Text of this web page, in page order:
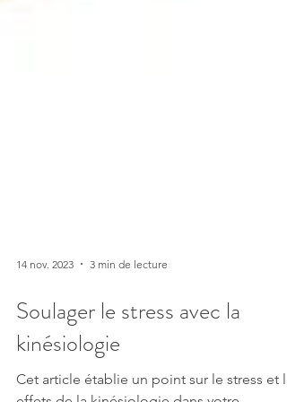
14 nov. 2023 3 min de lecture
Soulager le stress avec la
kinésiologie